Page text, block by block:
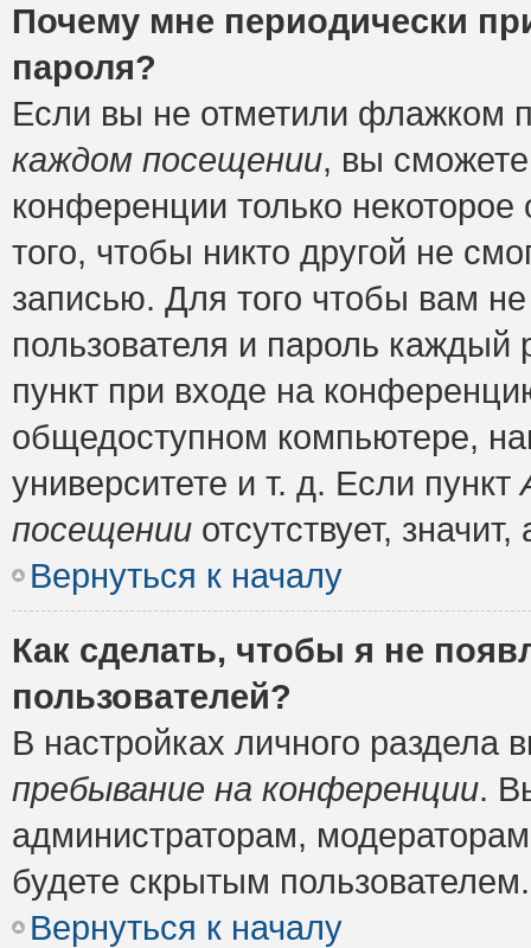
Почему мне периодически
пароля?
Если вы не отметили флажком
каждом посещении, вы
конференции только
того, чтобы никто другой не
записью. Для того чтобы вам
пользователя и пароль
пункт при входе на
общедоступном компьютере,
университете и т. д. Если пункт
посещении отсутствует,
Вернуться к началу
Как сделать, чтобы я не
пользователей?
В настройках личного
пребывание на конференции.
администраторам,
будете скрытым пользователем.
Вернуться к началу